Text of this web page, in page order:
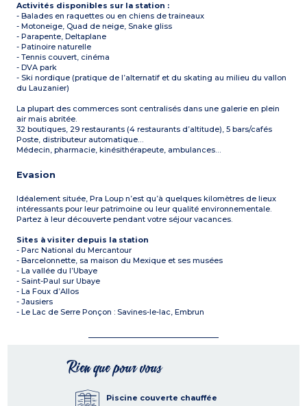
Activités disponibles sur la station :
- Balades en raquettes ou en chiens de traineaux
- Motoneige, Quad de neige, Snake gliss
- Parapente, Deltaplane
- Patinoire naturelle
- Tennis couvert, cinéma
- DVA park
- Ski nordique (pratique de l’alternatif et du skating au milieu du vallon
du Lauzanier)
La plupart des commerces sont centralisés dans une galerie en plein
air mais abritée.
32 boutiques, 29 restaurants (4 restaurants d’altitude), 5 bars/cafés
Poste, distributeur automatique…
Médecin, pharmacie, kinésithérapeute, ambulances…
Evasion
Idéalement située, Pra Loup n’est qu’à quelques kilomètres de lieux
intéressants pour leur patrimoine ou leur qualité environnementale.
Partez à leur découverte pendant votre séjour vacances.
Sites à visiter depuis la station
- Parc National du Mercantour
- Barcelonnette, sa maison du Mexique et ses musées
- La vallée du l’Ubaye
- Saint-Paul sur Ubaye
- La Foux d’Allos
- Jausiers
- Le Lac de Serre Ponçon : Savines-le-lac, Embrun
Rien que pour vous
Piscine couverte chauffée